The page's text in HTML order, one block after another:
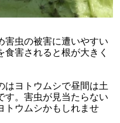
害虫の被害に遭いやすい
害されると根が大きく
はヨトウムシで昼間は土
す。害虫が見当たらない
トウムシかもしれませ